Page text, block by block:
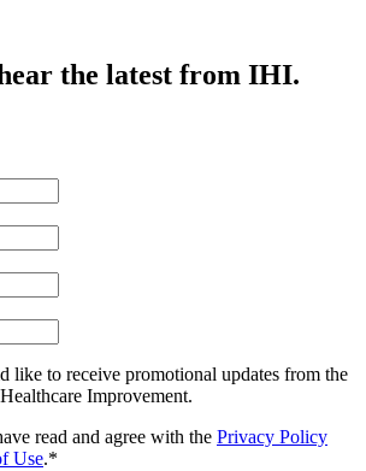
the latest from IHI.
like to receive promotional updates from the
Improvement.
read and agree with the Privacy Policy
Use.*